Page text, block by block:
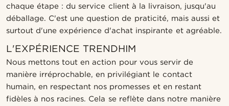
chaque étape : du service client à la livraison, jusqu'au
déballage. C'est une question de praticité, mais aussi et
surtout d'une expérience d'achat inspirante et agréable.
L'EXPÉRIENCE TRENDHIM
Nous mettons tout en action pour vous servir de
manière irréprochable, en privilégiant le contact
humain, en respectant nos promesses et en restant
fidèles à nos racines. Cela se reflète dans notre manière